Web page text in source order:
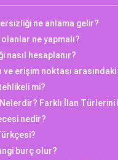
ne anlama gelir?
ne yapmalı?
nasıl hesaplanır?
ve erişim noktası
mi?
Farklı İlan Türlerini
nedir?
burç olur?